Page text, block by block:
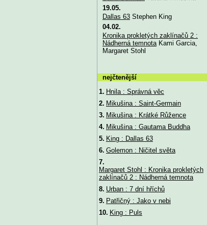
19.05.
Dallas 63Stephen King
04.02.
Kronika prokletých zaklínačů 2 :
Nádherná temnotaKami Garcia,
Margaret Stohl
nejčtenější
1. Hnila : Správná věc
2. Mikušina : Saint-Germain
3. Mikušina : Krátké Růžence
4. Mikušina : Gautama Buddha
5. King : Dallas 63
6. Golemon : Ničitel světa
7.
Margaret Stohl : Kronika prokletých
zaklínačů 2 : Nádherná temnota
8. Urban : 7 dní hříchů
9. Patřičný : Jako v nebi
10. King : Puls